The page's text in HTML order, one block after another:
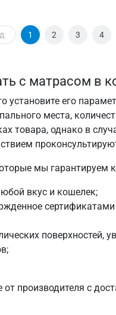
1 2 3 4
с матрасом в
установите его
места,
товара, однако в
мы гарантируем
вкус и кошелек;
сертификатами
поверхностей,
производителя с